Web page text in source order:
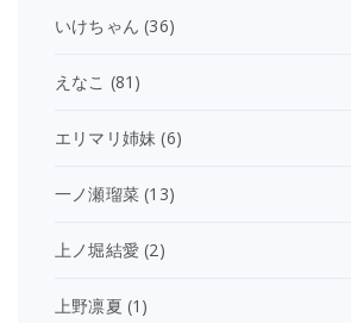
いけちゃん (36)
えなこ (81)
エリマリ姉妹 (6)
一ノ瀬瑠菜 (13)
上ノ堀結愛 (2)
上野凛夏 (1)